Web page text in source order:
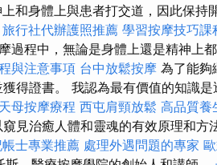
和身體上與患者打交道，因此保持
旅行社代辦護照推薦 學習按摩技巧課
過程中，無論是身體上還是精神上
與注意事項 台中放鬆按摩 為了能夠
得證書。 我認為最有價值的知識
天母按摩療程 西屯肩頸放鬆 高品質養
見治癒人體和靈魂的有效原理和方
士專業推薦 處理外遇問題的專家